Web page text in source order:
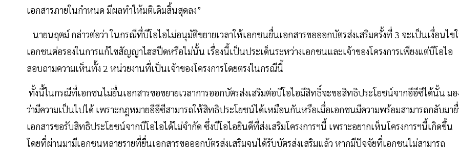
เอกสารภายในกำหนด มีผลทำให้มติเดิมสิ้นสุดลง”
นายนฤตม์ กล่าวต่อว่า ในกรณีที่บีโอไอไม่อนุมัติขยายเวลาให้เอกชนยื่นเอกสารขอออกบัตรส่งเสริมครั้งที่ 3 จะเป็นเงื่อนไข
เอกชนต่อรองในการแก้ไขสัญญาไฮสปีดหรือไม่นั้น เรื่องนี้เป็นประเด็นระหว่างเอกชนและเจ้าของโครงการเพียงแต่บีโอไอ
สอบถามความเห็นทั้ง 2 หน่วยงานที่เป็นเจ้าของโครงการโดยตรงในกรณีนี้
ทั้งนี้ในกรณีที่เอกชนไม่ยื่นเอกสารขอขยายเวลาการออกบัตรส่งเสริมต่อบีโอไอมีสิทธิ์จะขอสิทธิประโยชน์จากอีอีซีได้นั้น มอ
ว่ามีความเป็นไปได้ เพราะกฎหมายอีอีซีสามารถให้สิทธิประโยชน์ได้เหมือนกันหรือเมื่อเอกชนมีความพร้อมสามารถกลับมา
เอกสารขอรับสิทธิประโยชน์จากบีโอไอได้ไม่จำกัด ซึ่งบีโอไอยินดีที่ส่งเสริมโครงการฯนี้ เพราะอยากเห็นโครงการฯนี้เกิดขึ้น
โดยที่ผ่านมามีเอกชนหลายรายที่ยื่นเอกสารขอออกบัตรส่งเสริมจนได้รับบัตรส่งเสริมแล้ว หากมีปัจจัยที่เอกชนไม่สามารถ